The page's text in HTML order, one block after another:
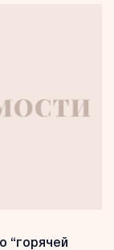
“горячей